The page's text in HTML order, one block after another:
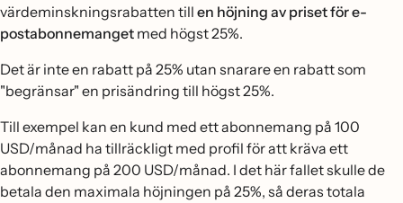
värdeminskningsrabatten till en höjning av priset för e-
postabonnemanget med högst 25%.
Det är inte en rabatt på 25% utan snarare en rabatt som
"begränsar" en prisändring till högst 25%.
Till exempel kan en kund med ett abonnemang på 100
USD/månad ha tillräckligt med profil för att kräva ett
abonnemang på 200 USD/månad. I det här fallet skulle de
betala den maximala höjningen på 25%, så deras totala